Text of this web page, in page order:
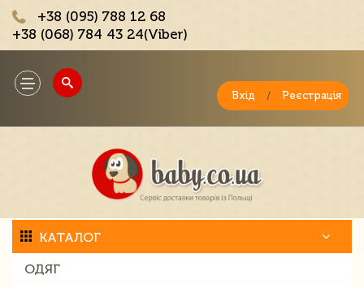
+38 (095) 788 12 68
+38 (068) 784 43 24(Viber)
Toggle
navigation
Вхід / Реєстрація
КАТАЛОГ
ОДЯГ